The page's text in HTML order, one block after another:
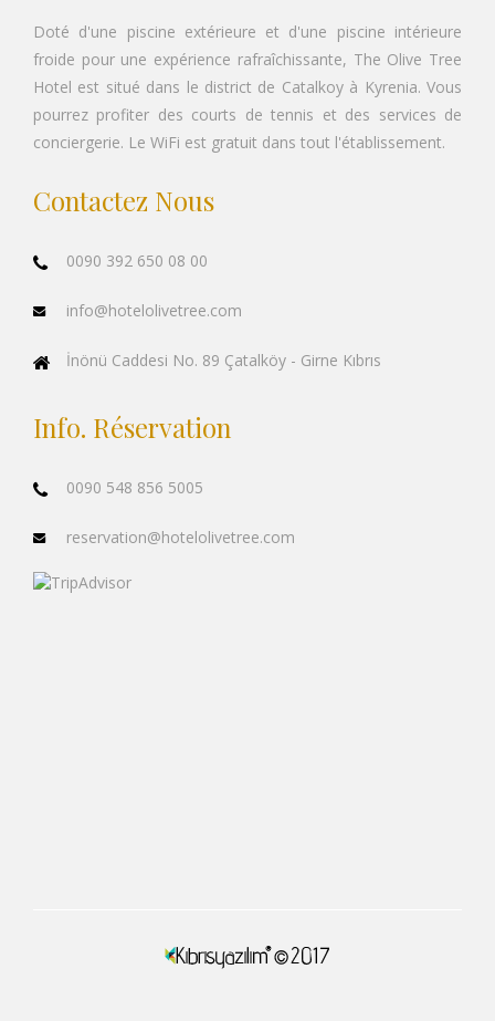
Doté d'une piscine extérieure et d'une piscine intérieure
froide pour une expérience rafraîchissante, The Olive Tree
Hotel est situé dans le district de Catalkoy à Kyrenia. Vous
pourrez profiter des courts de tennis et des services de
conciergerie. Le WiFi est gratuit dans tout l'établissement.
Contactez Nous
0090 392 650 08 00
info@hotelolivetree.com
İnönü Caddesi No. 89 Çatalköy - Girne Kıbrıs
Info. Réservation
0090 548 856 5005
reservation@hotelolivetree.com